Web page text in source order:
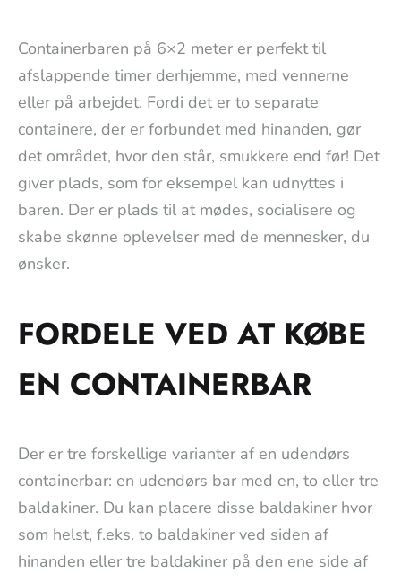
Containerbaren på 6×2 meter er perfekt til
afslappende timer derhjemme, med vennerne
eller på arbejdet. Fordi det er to separate
containere, der er forbundet med hinanden, gør
det området, hvor den står, smukkere end før! Det
giver plads, som for eksempel kan udnyttes i
baren. Der er plads til at mødes, socialisere og
skabe skønne oplevelser med de mennesker, du
ønsker.
FORDELE VED AT KØBE
EN CONTAINERBAR
Der er tre forskellige varianter af en udendørs
containerbar: en udendørs bar med en, to eller tre
baldakiner. Du kan placere disse baldakiner hvor
som helst, f.eks. to baldakiner ved siden af
hinanden eller tre baldakiner på den ene side af